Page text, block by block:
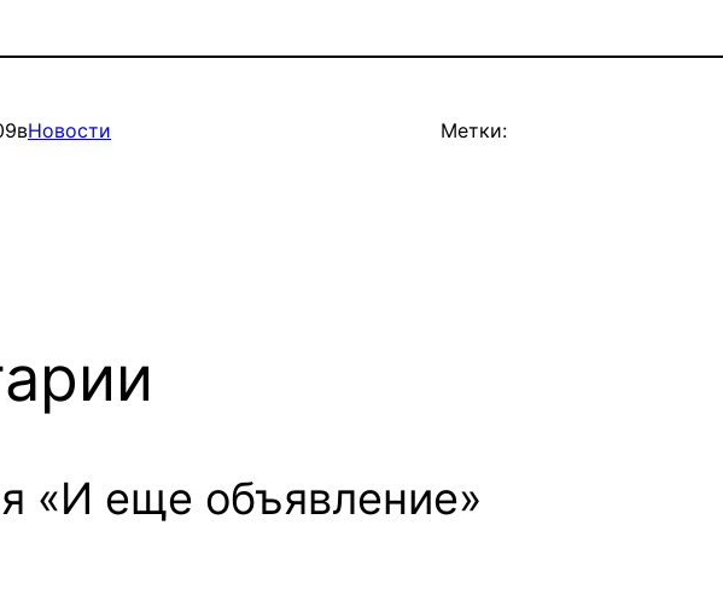
вНовости Метки:
«И еще объявление»